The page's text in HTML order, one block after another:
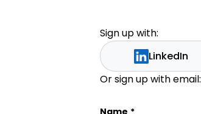
Sign up with:
LinkedIn
Or sign up with email:
LinkedIn
Name *